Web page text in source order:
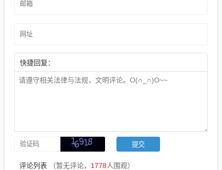
快捷回复：
评论列表 （暂无评论， 1778人围观）